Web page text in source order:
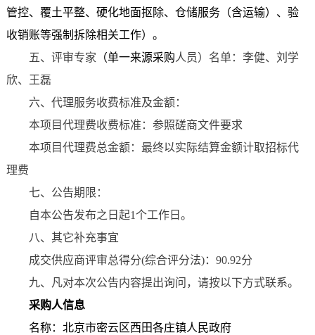
管控、覆土平整、硬化地面抠除、仓储服务（含运输）、验
收销账等强制拆除相关工作）。
五、评审专家 （单一来源采购人员）名单：李健、刘学
欣、王磊
六、代理服务收费标准及金额：
本项目代理费收费标准：参照磋商文件要求
本项目代理费总金额：最终以实际结算金额计取招标代
理费
七、公告期限：
自本公告发布之日起1个工作日。
八、其它补充事宜
成交供应商评审总得分(综合评分法)： 90.92分
九、凡对本次公告内容提出询问，请按以下方式联系。
采购人信息
名称： 北京市密云区西田各庄镇人民政府